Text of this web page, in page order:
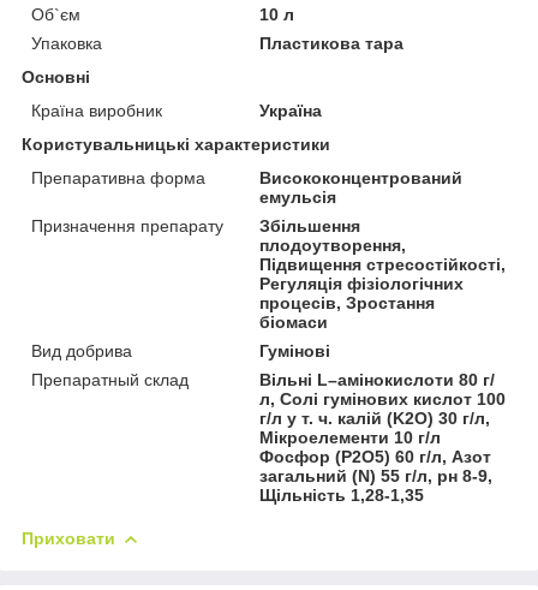
Об`єм
10 л
Упаковка
Пластикова тара
Основні
Країна виробник
Україна
Користувальницькі характеристики
Препаративна форма
Висококонцентрований
емульсія
Призначення препарату
Збільшення
плодоутворення,
Підвищення стресостійкості,
Регуляція фізіологічних
процесів, Зростання
біомаси
Вид добрива
Гумінові
Препаратный склад
Вільні L–амінокислоти 80 г/
л, Солі гумінових кислот 100
г/л у т. ч. калій (K2O) 30 г/л,
Мікроелементи 10 г/л
Фосфор (P2O5) 60 г/л, Азот
загальний (N) 55 г/л, рн 8-9,
Щільність 1,28-1,35
Приховати